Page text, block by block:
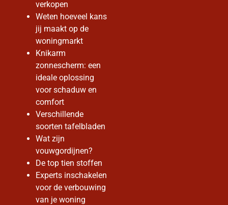
verkopen
Weten hoeveel kans
jij maakt op de
woningmarkt
Knikarm
zonnescherm: een
ideale oplossing
voor schaduw en
comfort
Verschillende
soorten tafelbladen
Wat zijn
vouwgordijnen?
De top tien stoffen
Experts inschakelen
voor de verbouwing
van je woning